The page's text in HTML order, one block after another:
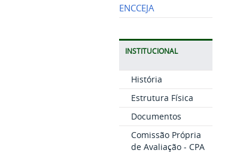
ENCCEJA
INSTITUCIONAL
História
Estrutura Física
Documentos
Comissão Própria
de Avaliação - CPA